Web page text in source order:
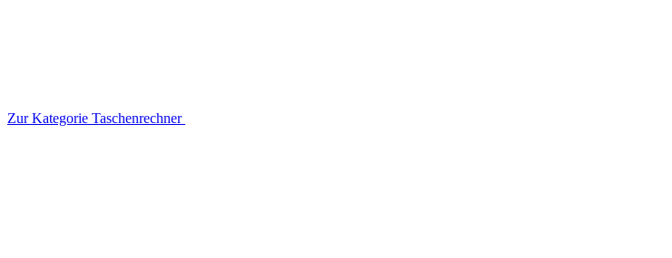
Zur Kategorie Taschenrechner